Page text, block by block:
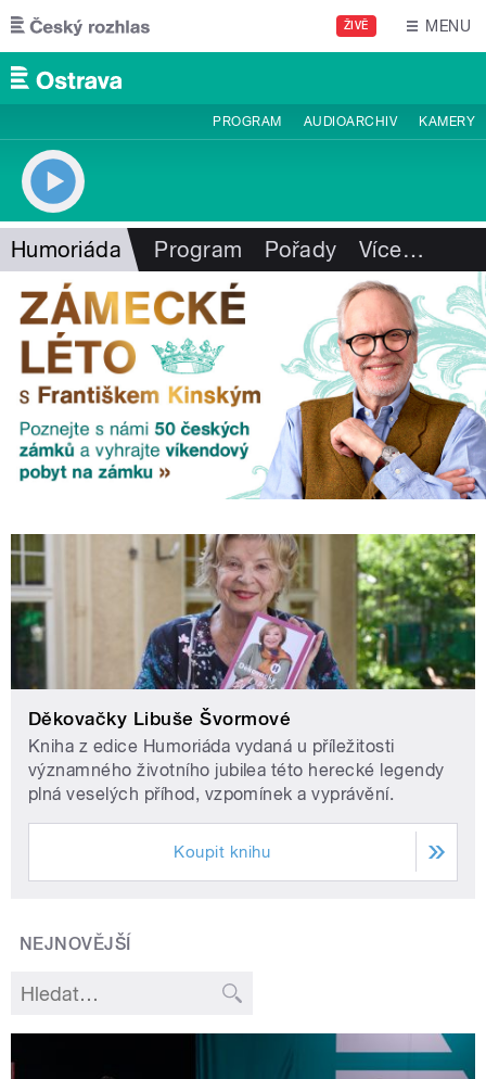
Přejít k hlavnímu obsahu
ŽIVĚ MENU
PROGRAM AUDIOARCHIV KAMERY
Humoriáda Program Pořady Více…
Děkovačky Libuše Švormové
Kniha z edice Humoriáda vydaná u příležitosti
významného životního jubilea této herecké legendy
plná veselých příhod, vzpomínek a vyprávění.
Koupit knihu
NEJNOVĚJŠÍ